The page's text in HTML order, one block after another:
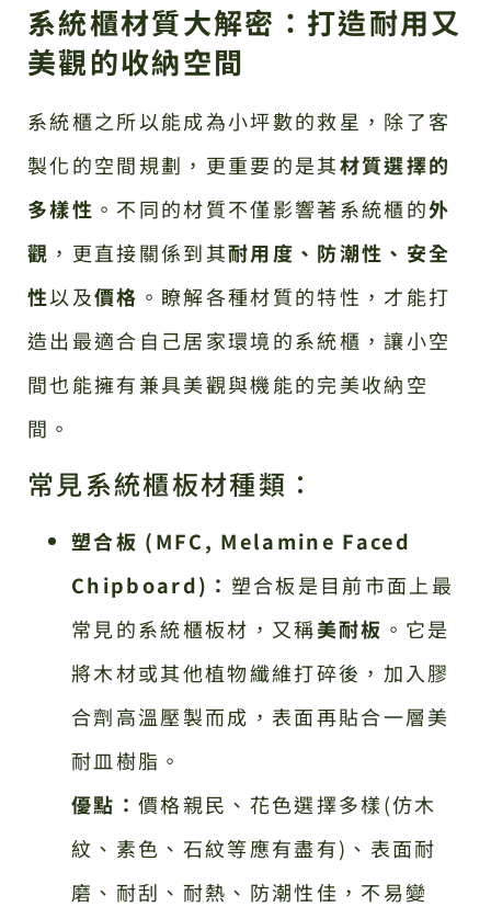
系統櫃材質大解密：打造耐用又
美觀的收納空間
系統櫃之所以能成為小坪數的救星，除了客
製化的空間規劃，更重要的是其材質選擇的
多樣性 。不同的材質不僅影響著系統櫃的外
觀 ，更直接關係到其耐用度、防潮性、安全
性以及價格 。瞭解各種材質的特性，才能打
造出最適合自己居家環境的系統櫃，讓小空
間也能擁有兼具美觀與機能的完美收納空
間。
常見系統櫃板材種類：
塑合板 (MFC, Melamine Faced
Chipboard)： 塑合板是目前市面上最
常見的系統櫃板材，又稱美耐板 。它是
將木材或其他植物纖維打碎後，加入膠
合劑高溫壓製而成，表面再貼合一層美
耐皿樹脂。
優點：價格親民、花色選擇多樣(仿木
紋、素色、石紋等應有盡有)、表面耐
磨、耐刮、耐熱、防潮性佳，不易變